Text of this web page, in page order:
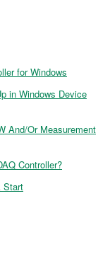
for Windows
in Windows Device
And/Or Measurement
Controller?
Start